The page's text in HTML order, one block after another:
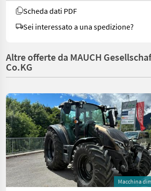
Scheda dati PDF
Sei interessato a una spedizione?
Altre offerte da MAUCH
Co.KG
Macchina